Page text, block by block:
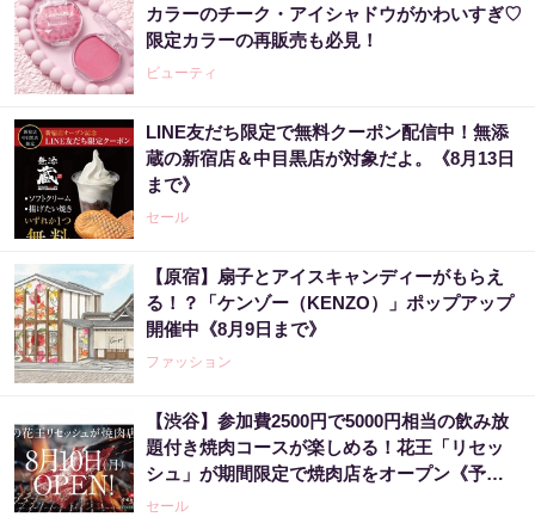
カラーのチーク・アイシャドウがかわいすぎ♡
限定カラーの再販売も必見！
ビューティ
LINE友だち限定で無料クーポン配信中！無添
蔵の新宿店＆中目黒店が対象だよ。《8月13日
まで》
セール
【原宿】扇子とアイスキャンディーがもらえ
る！？「ケンゾー（KENZO）」ポップアップ
開催中《8月9日まで》
ファッション
【渋谷】参加費2500円で5000円相当の飲み放
題付き焼肉コースが楽しめる！花王「リセッ
シュ」が期間限定で焼肉店をオープン《予約
受付中》
セール